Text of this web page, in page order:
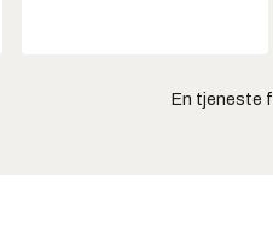
En tjeneste